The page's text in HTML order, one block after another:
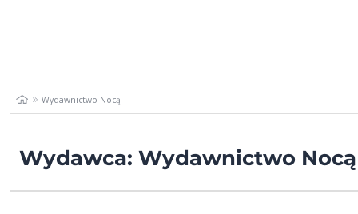
Wydawnictwo Nocą
Wydawca: Wydawnictwo Nocą